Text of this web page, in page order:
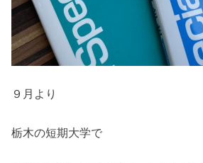
９月より
栃木の短期大学で